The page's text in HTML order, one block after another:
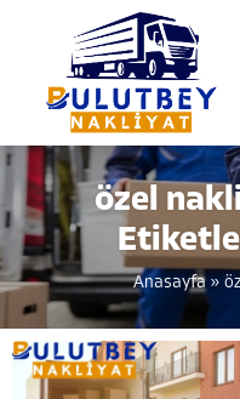
özel
Anasayfa»